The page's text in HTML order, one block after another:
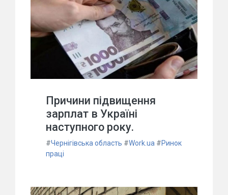
Причини підвищення
зарплат в Україні
наступного року.
#Чернігівська область #Work.ua #Ринок
праці